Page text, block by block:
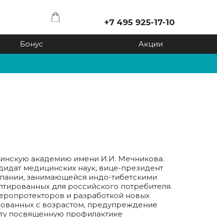
+7 495 925-17-10
Бонус Акции
академию имени И.И. Мечникова.
медицинских наук, вице-президент
занимающейся индо-тибетскими
для российского потребителя.
и разработкой новых
с возрастом, предупреждение
посвященную профилактике